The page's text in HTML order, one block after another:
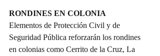
RONDINES EN COLONIA
Elementos de Protección Civil y de
Seguridad Pública reforzarán los rondines
en colonias como Cerrito de la Cruz, La